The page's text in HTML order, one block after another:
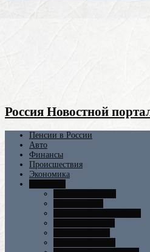
Россия Новостной
Пенсии в России
Авто
Финансы
Происшествия
Экономика